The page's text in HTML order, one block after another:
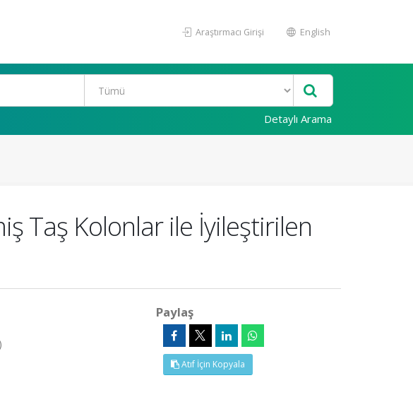
Araştırmacı Girişi English
Detaylı Arama
Taş Kolonlar ile İyileştirilen
Paylaş
Atıf İçin Kopyala